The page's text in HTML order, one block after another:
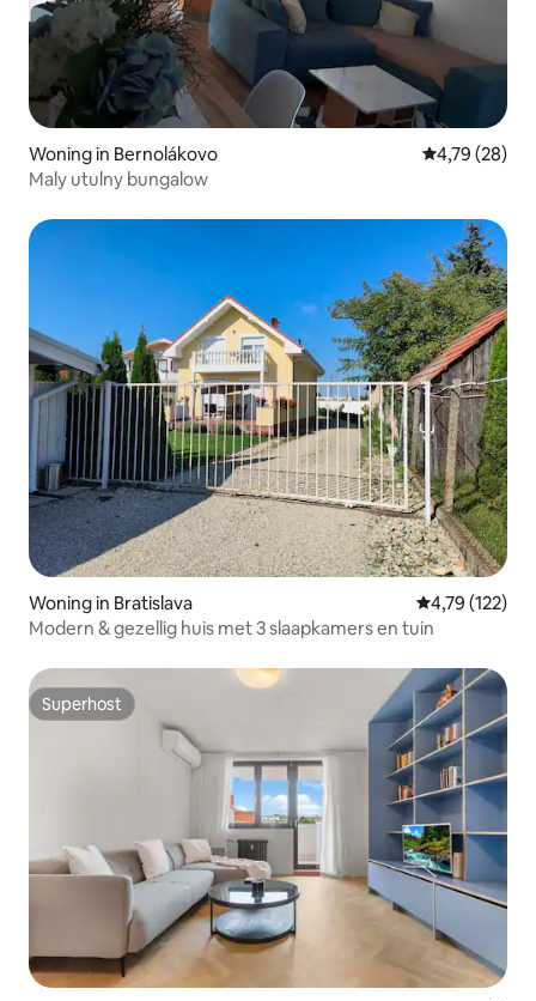
Woning in Bernolákovo Gemiddelde
4,79 (28)
Maly utulny bungalow
Woning in Bratislava Gemiddelde
4,79 (122)
Modern & gezellig huis met 3 slaapkamers en tuin
Superhost
Superhost